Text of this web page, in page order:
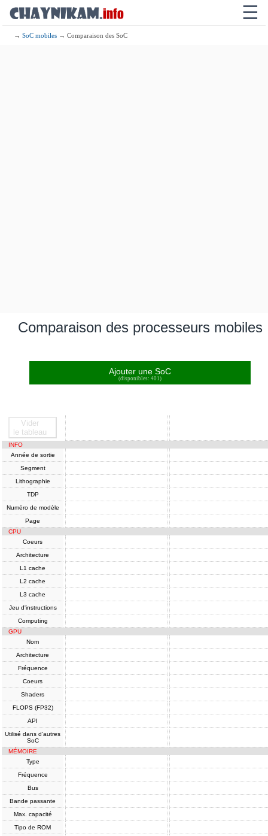
☰
→SoC mobiles → Comparaison des SoC
Comparaison des processeurs mobiles
Ajouter une SoC
(disponibles: 401)
Vider
le tableau
INFO
Année de sortie
Segment
Lithographie
TDP
Numéro de modèle
Page
CPU
Coeurs
Architecture
L1 cache
L2 cache
L3 cache
Jeu d'instructions
Computing
GPU
Nom
Architecture
Fréquence
Coeurs
Shaders
FLOPS (FP32)
API
Utilisé dans d'autres
SoC
MÉMOIRE
Type
Fréquence
Bus
Bande passante
Max. capacité
Tipo de ROM